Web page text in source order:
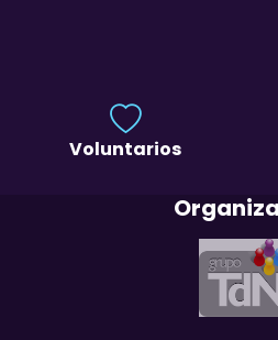
Voluntarios